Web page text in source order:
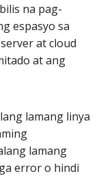
na pag-
espasyo sa
at cloud
at ang
lamang linya
lamang
error o hindi